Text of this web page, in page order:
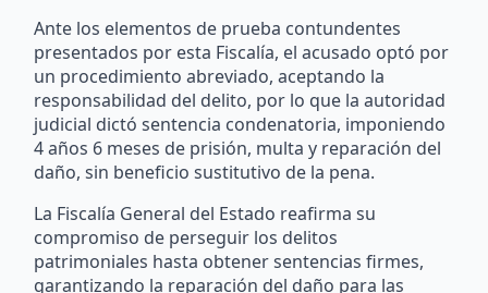
Ante los elementos de prueba contundentes
presentados por esta Fiscalía, el acusado optó por
un procedimiento abreviado, aceptando la
responsabilidad del delito, por lo que la autoridad
judicial dictó sentencia condenatoria, imponiendo
4 años 6 meses de prisión, multa y reparación del
daño, sin beneficio sustitutivo de la pena.
La Fiscalía General del Estado reafirma su
compromiso de perseguir los delitos
patrimoniales hasta obtener sentencias firmes,
garantizando la reparación del daño para las